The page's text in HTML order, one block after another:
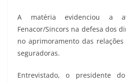
A matéria evidenciou a
Fenacor/Sincors na defesa dos
no aprimoramento das
seguradoras.
Entrevistado, o presidente